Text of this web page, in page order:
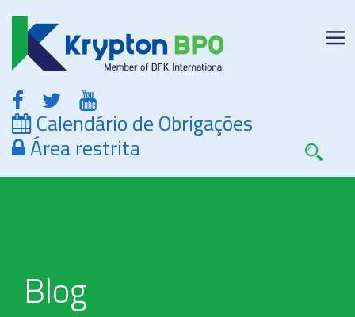
Calendário de Obrigações
Área restrita
Blog